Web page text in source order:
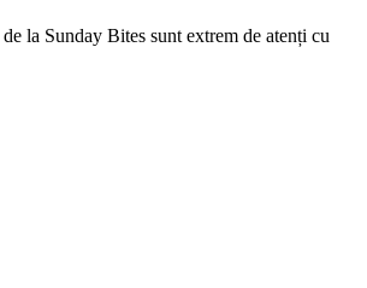
la Sunday Bites sunt extrem de atenți cu